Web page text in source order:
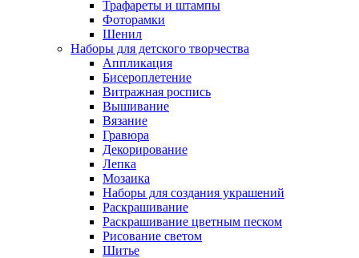
Трафареты и штампы
Фоторамки
Шенил
Наборы для детского творчества
Аппликация
Бисероплетение
Витражная роспись
Вышивание
Вязание
Гравюра
Декорирование
Лепка
Мозаика
Наборы для создания украшений
Раскрашивание
Раскрашивание цветным песком
Рисование светом
Шитье